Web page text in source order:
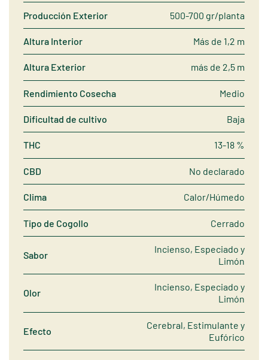
Producción Exterior 500-700 gr/planta
Altura Interior Más de 1,2 m
Altura Exterior más de 2,5 m
Rendimiento Cosecha Medio
Dificultad de cultivo Baja
THC 13-18 %
CBD No declarado
Clima Calor/Húmedo
Tipo de Cogollo Cerrado
Sabor
Incienso, Especiado y
Limón
Olor
Incienso, Especiado y
Limón
Efecto
Cerebral, Estimulante y
Eufórico